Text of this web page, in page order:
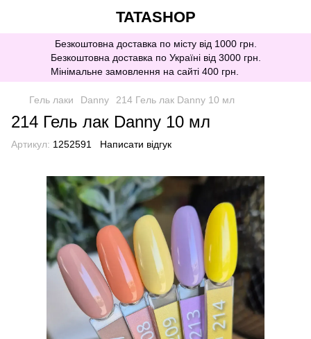
TATASHOP
Безкоштовна доставка по місту від 1000 грн.
Безкоштовна доставка по Україні від 3000 грн.
Мінімальне замовлення на сайті 400 грн.
Гель лаки Danny 214 Гель лак Danny 10 мл
214 Гель лак Danny 10 мл
Артикул: 1252591 Написати відгук